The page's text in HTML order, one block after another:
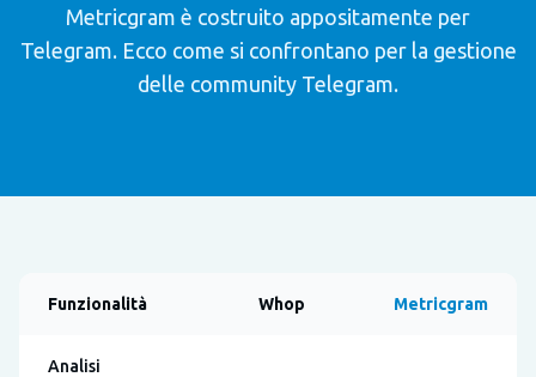
Metricgram è costruito appositamente per
Telegram. Ecco come si confrontano per la gestione
delle community Telegram.
Funzionalità Whop Metricgram
Analisi